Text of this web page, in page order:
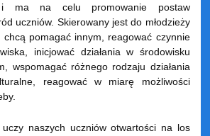
i ma na celu promowanie postaw
uczniów. Skierowany jest do młodzieży
pomagać innym, reagować czynnie
inicjować działania w środowisku
wspomagać różnego rodzaju działania
reagować w miarę możliwości
naszych uczniów otwartości na los